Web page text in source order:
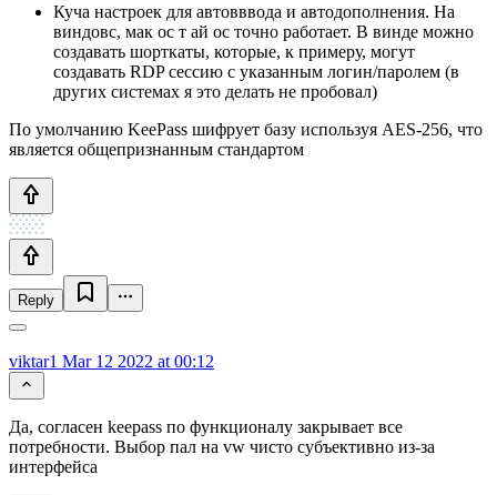
Куча настроек для автовввода и автодополнения. На
виндовс, мак ос т ай ос точно работает. В винде можно
создавать шорткаты, которые, к примеру, могут
создавать RDP сессию с указанным логин/паролем (в
других системах я это делать не пробовал)
По умолчанию KeePass шифрует базу используя AES-256, что
является общепризнанным стандартом
Reply
viktar1 Mar 12 2022 at 00:12
Да, согласен keepass по функционалу закрывает все
потребности. Выбор пал на vw чисто субъективно из-за
интерфейса